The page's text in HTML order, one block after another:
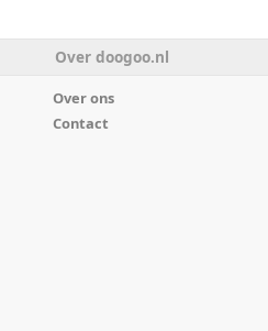
Over doogoo.nl
Over ons
Contact